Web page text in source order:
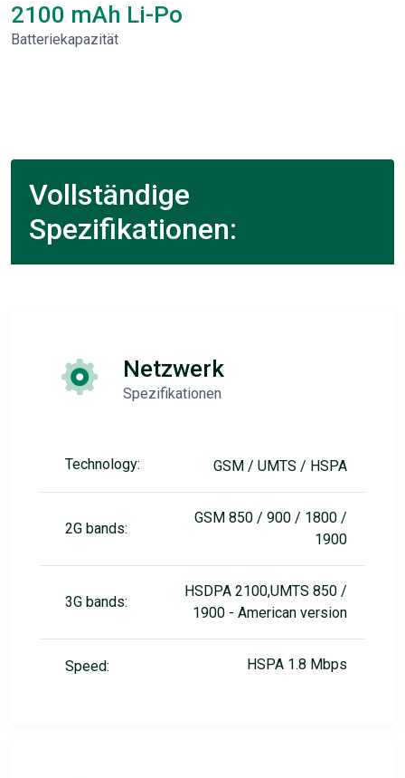
2100 mAh Li-Po
Batteriekapazität
Vollständige
Spezifikationen:
Netzwerk
Spezifikationen
Technology: GSM / UMTS / HSPA
2G bands:
GSM 850 / 900 / 1800 /
1900
3G bands:
HSDPA 2100,UMTS 850 /
1900 - American version
Speed: HSPA 1.8 Mbps